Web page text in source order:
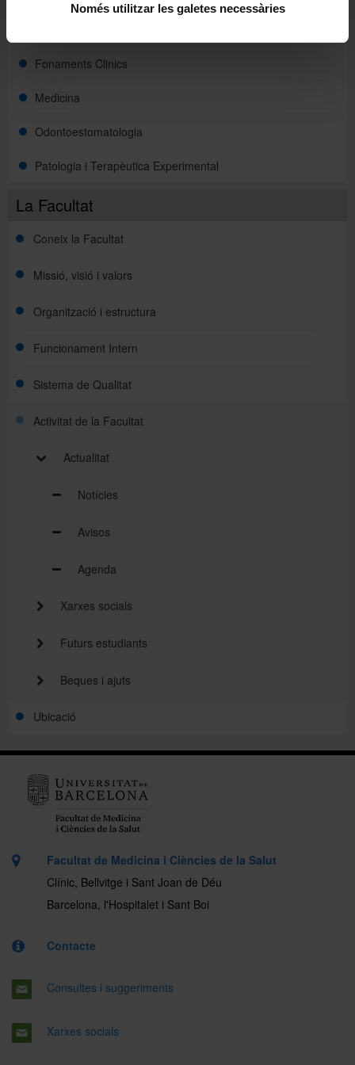
Només utilitzar les galetes necessàries
La Facultat
Coneix la Facultat
Missió, visió i valors
Organització i estructura
Funcionament Intern
Sistema de Qualitat
Activitat de la Facultat
Actualitat
Notícies
Avisos
Agenda
Xarxes socials
Futurs estudiants
Beques i ajuts
Ubicació
Fonaments Clinics
Medicina
Odontoestomatologia
Patologia i Terapèutica Experimental
Facultat de Medicina i Ciències de la Salut
Clínic, Bellvitge i Sant Joan de Déu
Barcelona, l'Hospitalet i Sant Boi
Contacte
Consultes i suggeriments
Xarxes socials